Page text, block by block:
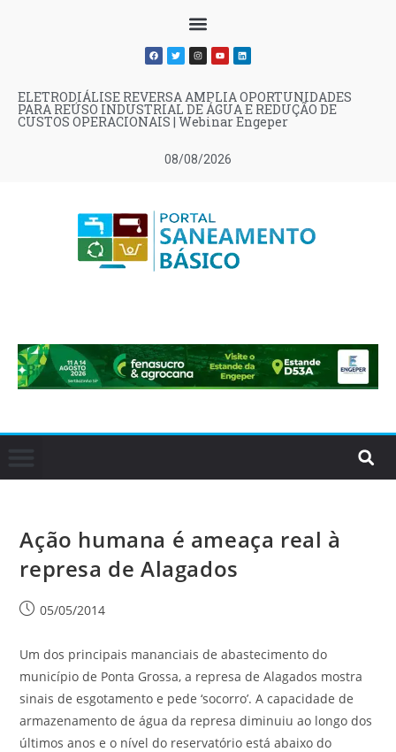
08/08/2026
ELETRODIÁLISE REVERSA AMPLIA OPORTUNIDADES
PARA REÚSO INDUSTRIAL DE ÁGUA E REDUÇÃO DE
CUSTOS OPERACIONAIS | Webinar Engeper
Ação humana é ameaça real à
represa de Alagados
05/05/2014
Um dos principais mananciais de abastecimento do
município de Ponta Grossa, a represa de Alagados mostra
sinais de esgotamento e pede ‘socorro’. A capacidade de
armazenamento de água da represa diminuiu ao longo dos
últimos anos e o nível do reservatório está abaixo do